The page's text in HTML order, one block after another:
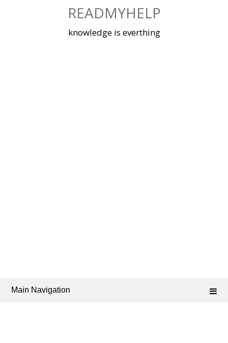
READMYHELP
knowledge is everthing
Main Navigation